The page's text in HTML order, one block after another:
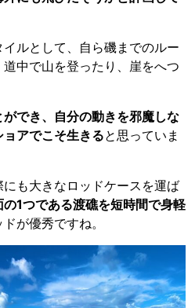
ルとして、自ら磯までのルー
中で山を登ったり、崖をへつ
でき、自分の動きを邪魔しな
アでこそ生きると思っていま
も大きなロッドケースを運ば
1つである渡礁を短時間で身軽
が優秀ですね。